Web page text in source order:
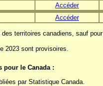
Accéder
Accéder
territoires canadiens, sauf
2023 sont provisoires.
pour le Canada :
par Statistique Canada.